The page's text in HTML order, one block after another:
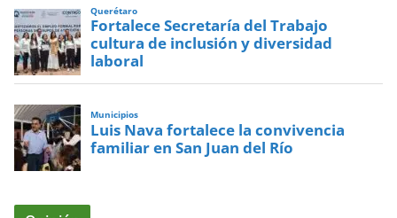
Querétaro
Fortalece Secretaría del Trabajo
cultura de inclusión y diversidad
laboral
Municipios
Luis Nava fortalece la convivencia
familiar en San Juan del Río